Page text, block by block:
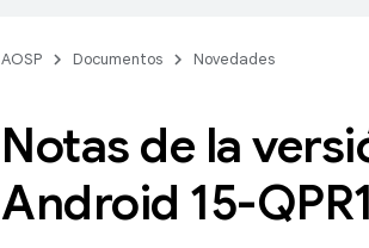
AOSP Documentos Novedades
Notas de la
Android 15-QPR1